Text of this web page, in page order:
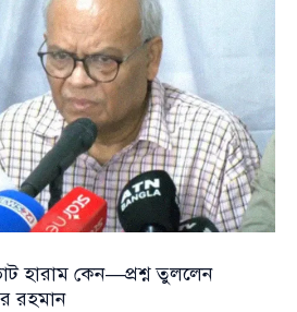
হারাম কেন—প্রশ্ন তুললেন
রহমান